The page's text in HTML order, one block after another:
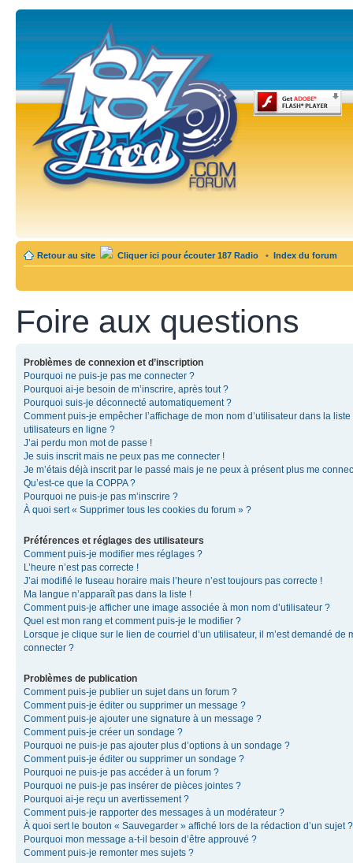
Retour au site Cliquer ici pour écouter 187 Radio • Index du forum
Foire aux questions
Problèmes de connexion et d’inscription
Pourquoi ne puis-je pas me connecter ?
Pourquoi ai-je besoin de m’inscrire, après tout ?
Pourquoi suis-je déconnecté automatiquement ?
Comment puis-je empêcher l’affichage de mon nom d’utilisateur dans la liste
utilisateurs en ligne ?
J’ai perdu mon mot de passe !
Je suis inscrit mais ne peux pas me connecter !
Je m’étais déjà inscrit par le passé mais je ne peux à présent plus me
Qu’est-ce que la COPPA ?
Pourquoi ne puis-je pas m’inscrire ?
À quoi sert « Supprimer tous les cookies du forum » ?
Préférences et réglages des utilisateurs
Comment puis-je modifier mes réglages ?
L’heure n’est pas correcte !
J’ai modifié le fuseau horaire mais l’heure n’est toujours pas correcte !
Ma langue n’apparaît pas dans la liste !
Comment puis-je afficher une image associée à mon nom d’utilisateur ?
Quel est mon rang et comment puis-je le modifier ?
Lorsque je clique sur le lien de courriel d’un utilisateur, il m’est demandé de
connecter ?
Problèmes de publication
Comment puis-je publier un sujet dans un forum ?
Comment puis-je éditer ou supprimer un message ?
Comment puis-je ajouter une signature à un message ?
Comment puis-je créer un sondage ?
Pourquoi ne puis-je pas ajouter plus d’options à un sondage ?
Comment puis-je éditer ou supprimer un sondage ?
Pourquoi ne puis-je pas accéder à un forum ?
Pourquoi ne puis-je pas insérer de pièces jointes ?
Pourquoi ai-je reçu un avertissement ?
Comment puis-je rapporter des messages à un modérateur ?
À quoi sert le bouton « Sauvegarder » affiché lors de la rédaction d’un sujet ?
Pourquoi mon message a-t-il besoin d’être approuvé ?
Comment puis-je remonter mes sujets ?